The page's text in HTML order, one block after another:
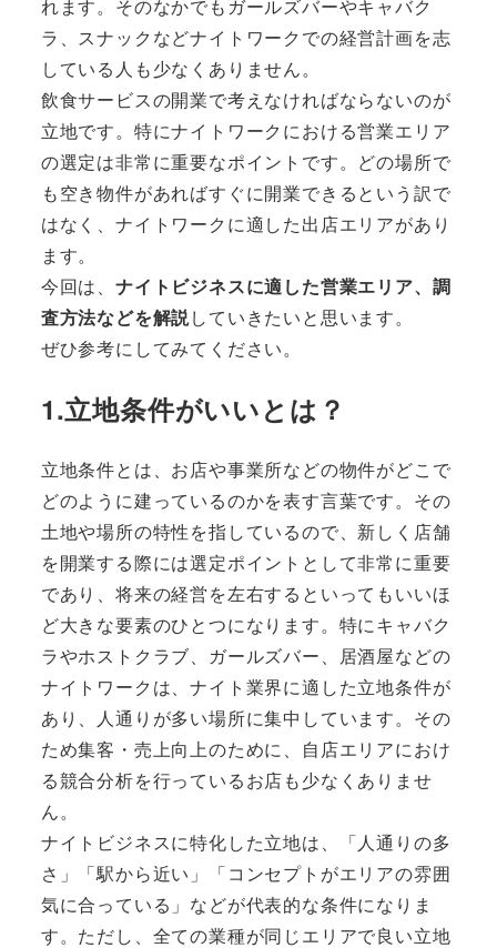
れます。そのなかでもガールズバーやキャバク
ラ、スナックなどナイトワークでの経営計画を志
している人も少なくありません。
飲食サービスの開業で考えなければならないのが
立地です。特にナイトワークにおける営業エリア
の選定は非常に重要なポイントです。どの場所で
も空き物件があればすぐに開業できるという訳で
はなく、ナイトワークに適した出店エリアがあり
ます。
今回は、 ナイトビジネスに適した営業エリア、調
査方法などを解説していきたいと思います。
ぜひ参考にしてみてください。
1.立地条件がいいとは？
立地条件とは、お店や事業所などの物件がどこで
どのように建っているのかを表す言葉です。その
土地や場所の特性を指しているので、新しく店舗
を開業する際には選定ポイントとして非常に重要
であり、将来の経営を左右するといってもいいほ
ど大きな要素のひとつになります。特にキャバク
ラやホストクラブ、ガールズバー、居酒屋などの
ナイトワークは、ナイト業界に適した立地条件が
あり、人通りが多い場所に集中しています。その
ため集客・売上向上のために、自店エリアにおけ
る競合分析を行っているお店も少なくありませ
ん。
ナイトビジネスに特化した立地は、「人通りの多
さ」「駅から近い」「コンセプトがエリアの雰囲
気に合っている」などが代表的な条件になりま
す。ただし、全ての業種が同じエリアで良い立地